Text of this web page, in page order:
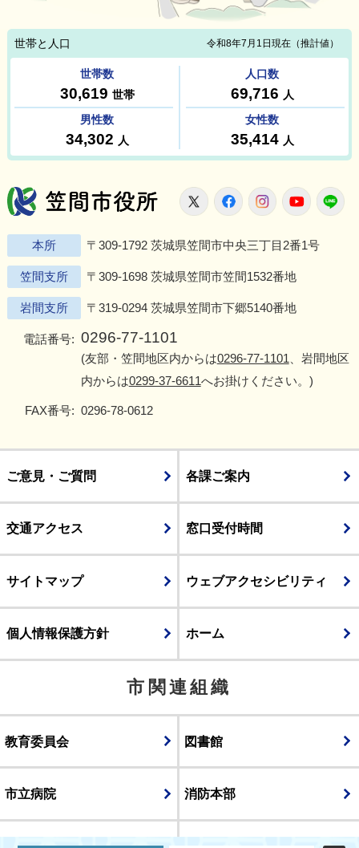
笠間市役所
X FacebookInstagram
本所 〒309-1792 茨城県笠間市中央三丁目2番1号
笠間支所 〒309-1698 茨城県笠間市笠間1532番地
岩間支所 〒319-0294 茨城県笠間市下郷5140番地
電話番号: 0296-77-1101
(友部・笠間地区内からは0296-77-1101 、岩間地区
内からは0299-37-6611へお掛けください。)
FAX番号: 0296-78-0612
ご意見・ご質問 各課ご案内
交通アクセス 窓口受付時間
サイトマップ ウェブアクセシビリティ
個人情報保護方針 ホーム
市関連組織
教育委員会 図書館
市立病院 消防本部